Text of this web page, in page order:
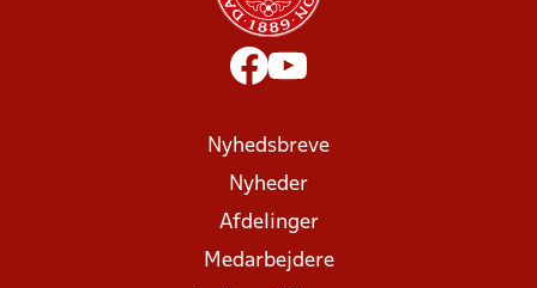
Nyhedsbreve
Nyheder
Afdelinger
Medarbejdere